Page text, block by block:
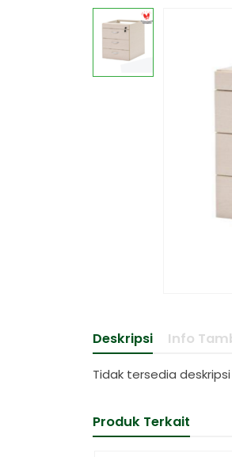
Deskripsi Info
Tidak tersedia
Produk Terkait